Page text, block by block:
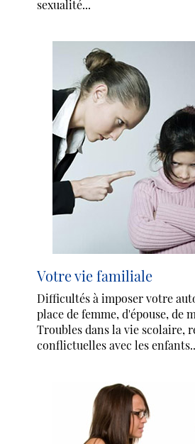
sexualité...
Votre vie familiale
Difficultés à imposer votre
place de femme, d'épouse, de
Troubles dans la vie scolaire,
conflictuelles avec les